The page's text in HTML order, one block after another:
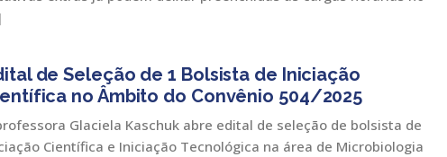
de Seleção de 1 Bolsista de Iniciação
no Âmbito do Convênio 504/2025
Glaciela Kaschuk abre edital de seleção de bolsista de
Científica e Iniciação Tecnológica na área de Microbiologia